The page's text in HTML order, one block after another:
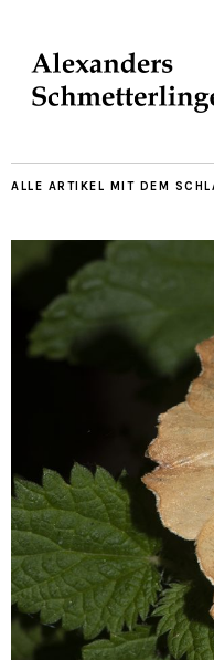
ALLE ARTIKEL MIT DEM